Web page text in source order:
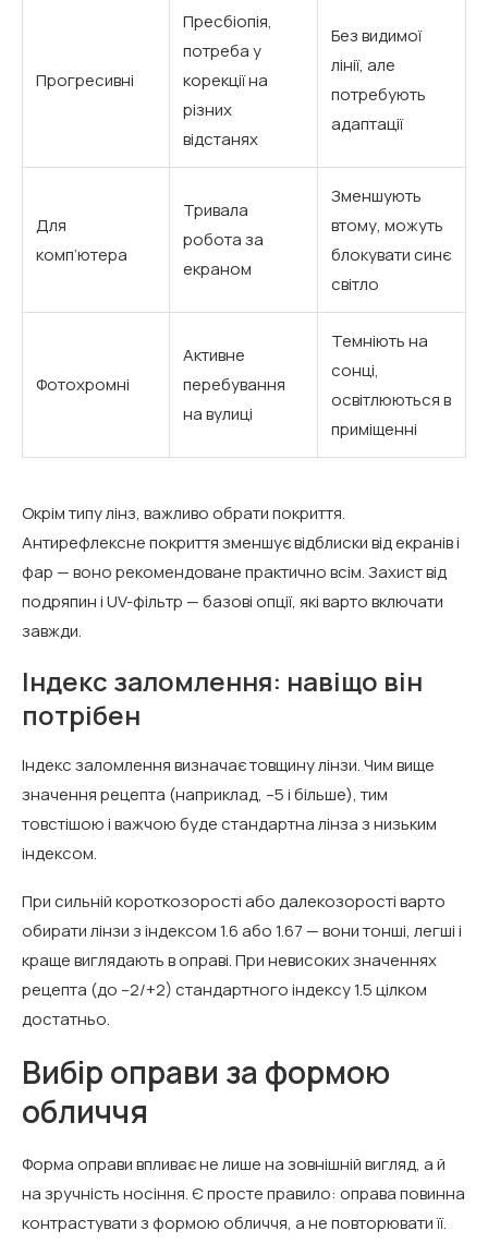
Прогресивні
Пресбіопія,
потреба у
корекції на
різних
відстанях
Без видимої
лінії, але
потребують
адаптації
Для
комп’ютера
Тривала
робота за
екраном
Зменшують
втому, можуть
блокувати синє
світло
Фотохромні
Активне
перебування
на вулиці
Темніють на
сонці,
освітлюються в
приміщенні
Окрім типу лінз, важливо обрати покриття.
Антирефлексне покриття зменшує відблиски від екранів і
фар — воно рекомендоване практично всім. Захист від
подряпин і UV-фільтр — базові опції, які варто включати
завжди.
Індекс заломлення: навіщо він
потрібен
Індекс заломлення визначає товщину лінзи. Чим вище
значення рецепта (наприклад, –5 і більше), тим
товстішою і важчою буде стандартна лінза з низьким
індексом.
При сильній короткозорості або далекозорості варто
обирати лінзи з індексом 1.6 або 1.67 — вони тонші, легші і
краще виглядають в оправі. При невисоких значеннях
рецепта (до –2/+2) стандартного індексу 1.5 цілком
достатньо.
Вибір оправи за формою
обличчя
Форма оправи впливає не лише на зовнішній вигляд, а й
на зручність носіння. Є просте правило: оправа повинна
контрастувати з формою обличчя, а не повторювати її.